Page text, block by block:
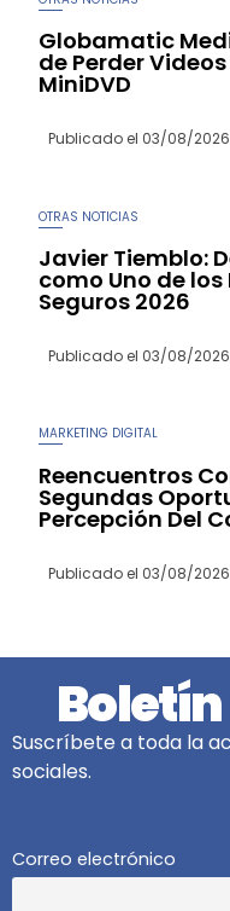
Globamatic
de Perder
MiniDVD
Publicado el 03/08/2026
OTRAS NOTICIAS
Javier Tiemblo:
como Uno de
Seguros 2026
Publicado el 03/08/2026
MARKETING DIGITAL
Reencuentros
Segundas
Percepción Del
Publicado el 03/08/2026
Suscríbete a toda la
sociales.
Correo electrónico